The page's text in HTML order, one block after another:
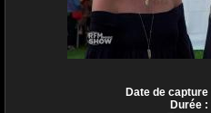
Date de capture
Durée :